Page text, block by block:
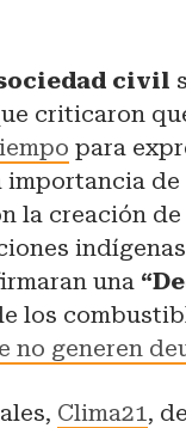
civil
criticaron
para
importancia de
la creación de
una
los
no generen
Clima21,